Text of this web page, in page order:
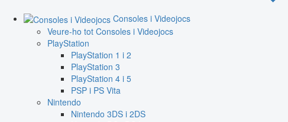
Consoles i Videojocs
Veure-ho tot Consoles i Videojocs
PlayStation
PlayStation 1 i 2
PlayStation 3
PlayStation 4 i 5
PSP i PS Vita
Nintendo
Nintendo 3DS i 2DS